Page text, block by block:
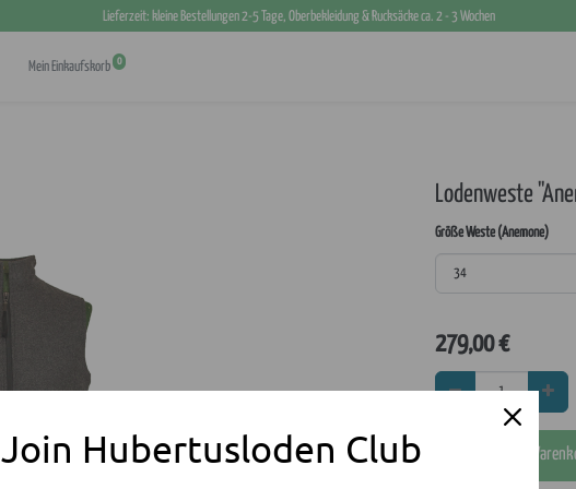
Lieferzeit: kleine Bestellungen 2-5 Tage, Oberbekleidung & Rucksäcke ca. 2 - 3 Wochen
Mein Einkaufskorb 0
Lodenweste
Größe Weste (Anemone)
279,00€
In den
Join Hubertusloden Club